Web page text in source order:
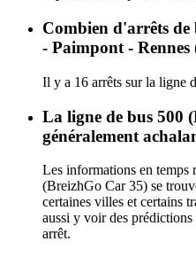
Combien d'arrêts
- Paimpont -
Il y a 16 arrêts sur la ligne
La ligne de bus 500
généralement
Les informations en temps
(BreizhGo Car 35) se
certaines villes et certains
aussi y voir des
arrêt.